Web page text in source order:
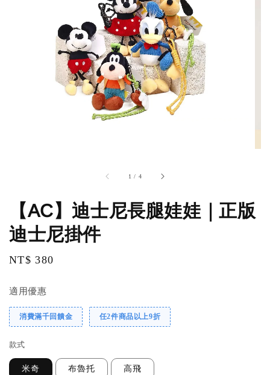
1 / 4
【AC】迪士尼長腿娃娃｜正版
迪士尼掛件
Regular
NT$ 380
適用優惠
消費滿千回饋金 任2件商品以上9折
款式
米奇 布魯托 高飛